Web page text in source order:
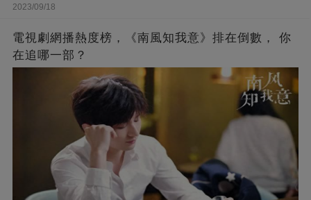
2023/09/18
電視劇網播熱度榜，《南風知我意》排在倒數， 你
在追哪一部？